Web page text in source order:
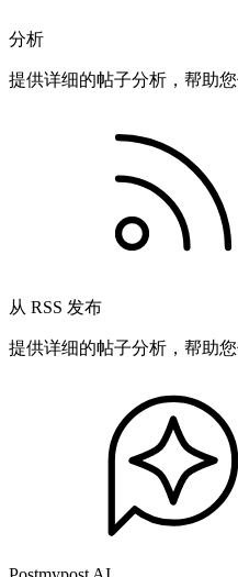
分析
提供详细的帖子分析，帮助
从 RSS 发布
提供详细的帖子分析，帮助